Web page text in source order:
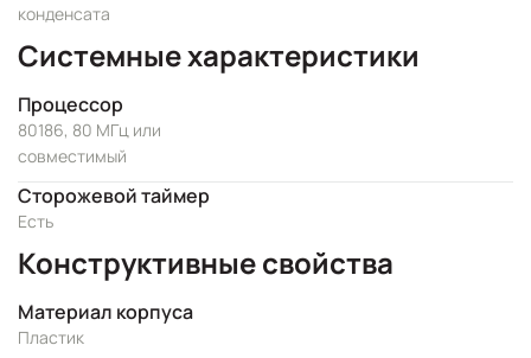
конденсата
Системные характеристики
Процессор
80186, 80 МГц или
совместимый
Сторожевой таймер
Есть
Конструктивные свойства
Материал корпуса
Пластик